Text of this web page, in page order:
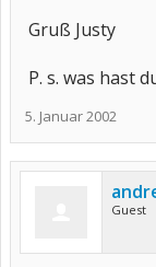
Gruß Justy
P. s. was hast
5. Januar 2002
Guest